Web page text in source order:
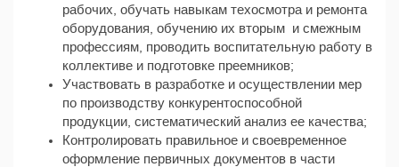
рабочих, обучать навыкам техосмотра и ремонта
оборудования, обучению их вторым и смежным
профессиям, проводить воспитательную работу в
коллективе и подготовке преемников;
Участвовать в разработке и осуществлении мер
по производству конкурентоспособной
продукции, систематический анализ ее качества;
Контролировать правильное и своевременное
оформление первичных документов в части